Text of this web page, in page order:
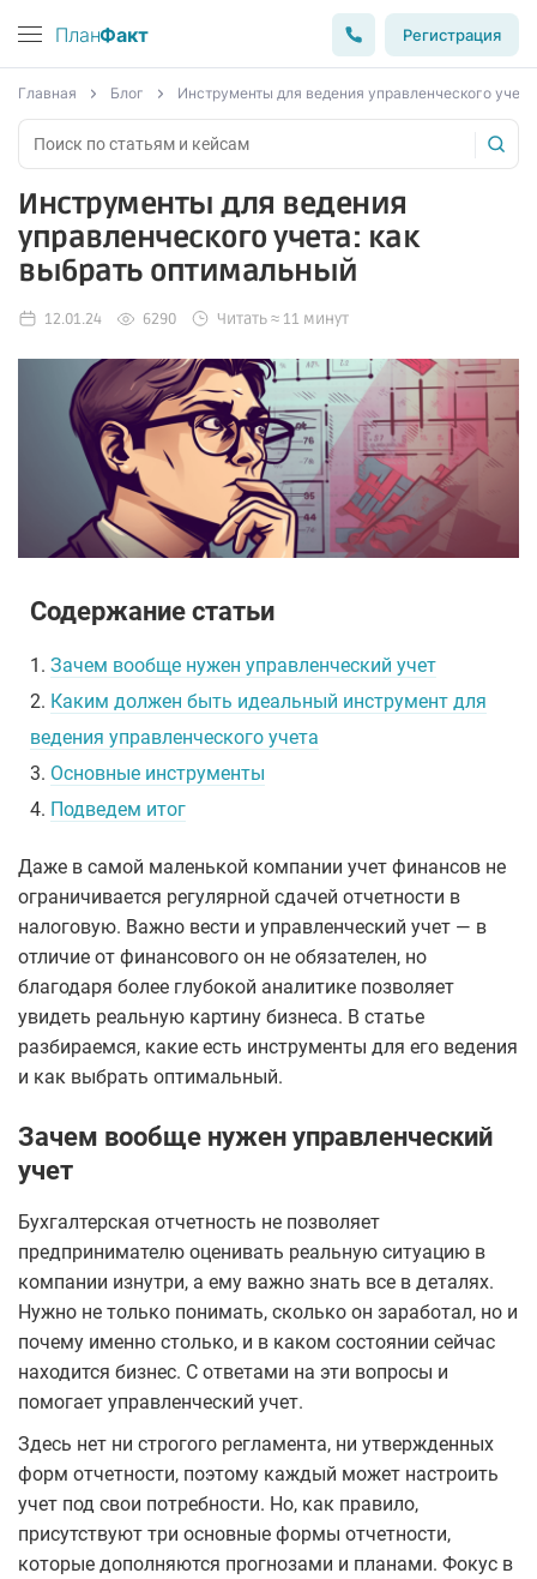
ПланФакт Регистрация
Главная Блог Инструменты для ведения управленческого
Инструменты для ведения
управленческого учета: как
выбрать оптимальный
12.01.24 6290 Читать ≈ 11 минут
Содержание статьи
1. Зачем вообще нужен управленческий учет
2. Каким должен быть идеальный инструмент для
ведения управленческого учета
3. Основные инструменты
4. Подведем итог
Даже в самой маленькой компании учет финансов не
ограничивается регулярной сдачей отчетности в
налоговую. Важно вести и управленческий учет — в
отличие от финансового он не обязателен, но
благодаря более глубокой аналитике позволяет
увидеть реальную картину бизнеса. В статье
разбираемся, какие есть инструменты для его ведения
и как выбрать оптимальный.
Зачем вообще нужен управленческий
учет
Бухгалтерская отчетность не позволяет
предпринимателю оценивать реальную ситуацию в
компании изнутри, а ему важно знать все в деталях.
Нужно не только понимать, сколько он заработал, но и
почему именно столько, и в каком состоянии сейчас
находится бизнес. С ответами на эти вопросы и
помогает управленческий учет.
Здесь нет ни строгого регламента, ни утвержденных
форм отчетности, поэтому каждый может настроить
учет под свои потребности. Но, как правило,
присутствуют три основные формы отчетности,
которые дополняются прогнозами и планами. Фокус в